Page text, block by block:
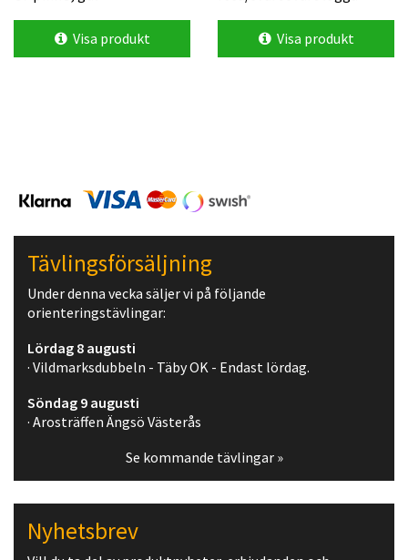
Visa produkt Visa produkt
Tävlingsförsäljning
Under denna vecka säljer vi på följande
orienteringstävlingar:
Lördag 8 augusti
· Vildmarksdubbeln - Täby OK - Endast lördag.
Söndag 9 augusti
· Arosträffen Ängsö Västerås
Se kommande tävlingar »
Nyhetsbrev